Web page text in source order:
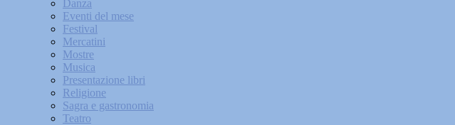
Danza
Eventi del mese
Festival
Mercatini
Mostre
Musica
Presentazione libri
Religione
Sagra e gastronomia
Teatro